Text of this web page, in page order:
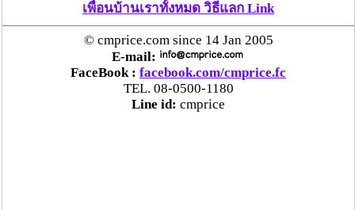
ยืนยัน นายชาดา และลูกพรรค เดินออกจากห้องประชุม ไม่ได้เป็น
การวอล์คเอ้าท์ แต่เนื่องจากในช่วงนี้นายชาดา มีอารมณ์และถือว่า
อาวุโสที่สุดในขณะนั้น ทาง ส.ส.จึงได้เดินออกมา เป็นการเดินตาม
เท่านั้น นายอนุทินยังเปิดเผยด้วยว่า การไม่อยู่ลงมติในวาระ 3
เพราะภูมิใจไทยได้แสดงเจตนารมย์กับประชาชนไว้ และได้ร่วมแก้
รัฐธรรมนูญผ่านมา 2 วาระแล้ว แต่เมื่อมาถึงวาระที่ 3 ศาล
รัฐธรรมนูญได้วินิจฉัย ก็ต้องทำตามคำสั่งศาลรัฐธรรมนูญ ที่ต้องให้
เพื่อนบ้านเราทั้งหมด วิธีแลก Link
© cmprice.com since 14 Jan 2005
E-mail:
FaceBook : facebook.com/cmprice.fc
TEL. 08-0500-1180
Line id: cmprice